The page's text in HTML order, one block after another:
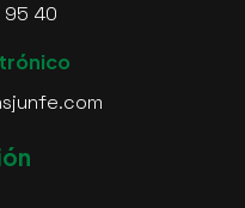
95 40